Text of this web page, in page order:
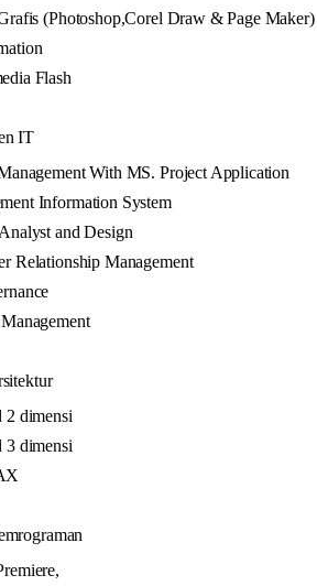
(Photoshop,Corel Draw & Page Maker)
Flash
IT
With MS. Project Application
Information System
and Design
Relationship Management
2 dimensi
3 dimensi